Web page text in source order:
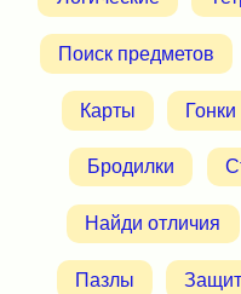
Поиск предметов
Карты Гонки
Бродилки
Найди отличия
Пазлы